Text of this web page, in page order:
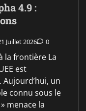
4.9 :
Juillet 2026 0
la frontière La
est
un
connu sous le
menace la